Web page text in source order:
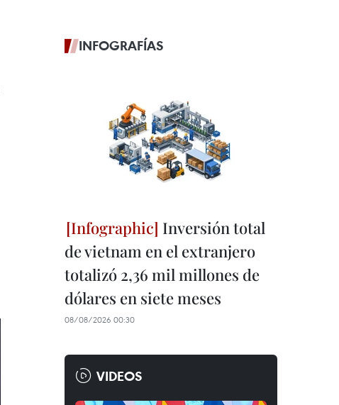
INFOGRAFÍAS
Inversión total
de vietnam en el extranjero
totalizó 2,36 mil millones de
dólares en siete meses
08/08/2026 00:30
VIDEOS